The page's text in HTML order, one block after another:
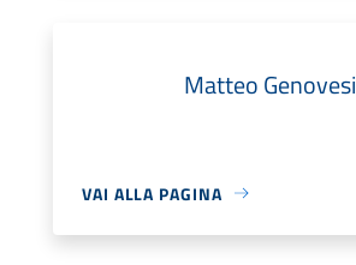
Matteo Genovesi
VAI ALLA PAGINA